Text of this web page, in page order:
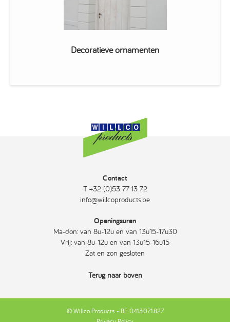
Decoratieve ornamenten
Contact
T +32 (0)53 77 13 72
info@willcoproducts.be
Openingsuren
Ma-don: van 8u-12u en van 13u15-17u30
Vrij: van 8u-12u en van 13u15-16u15
Zat en zon gesloten
Terug naar boven
© Willco Products - BE 0413.071.827